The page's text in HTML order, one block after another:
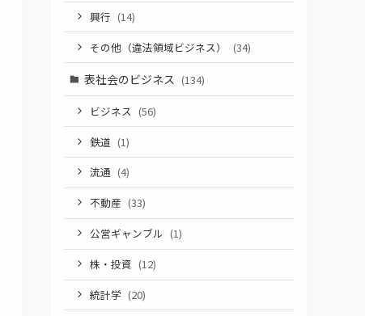
興行 (14)
その他（違法領域ビジネス）
(34)
表社会のビジネス (134)
ビジネス (56)
鉄道 (1)
流通 (4)
不動産 (33)
公営ギャンブル (1)
株・投資 (12)
統計学 (20)